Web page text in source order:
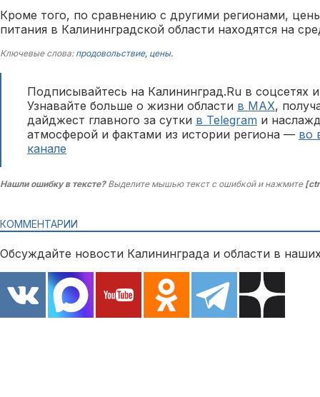
Кроме того, по сравнению с другими регионами,
питания в Калининградской области находятся на
Ключевые слова: продовольствие, цены.
Подписывайтесь на Калининград.Ru в соцсетях
Узнавайте больше о жизни области в MAX,
дайджест главного за сутки в Telegram и
атмосферой и фактами из истории региона — во
канале
Нашли ошибку в тексте?Выделите мышью текст с ошибкой и нажмите
КОММЕНТАРИИ
Обсуждайте новости Калининграда и области в